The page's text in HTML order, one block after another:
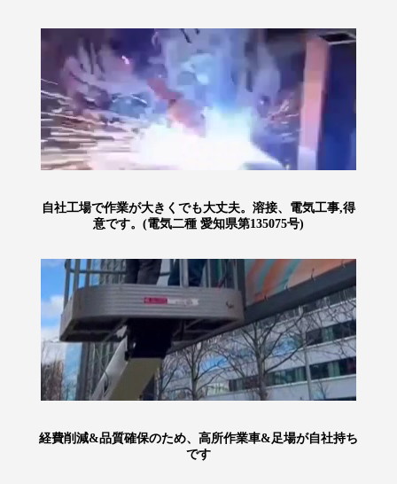
自社工場で作業が大きくでも大丈夫。溶接、電気工事,得
意です。(電気二種 愛知県第135075号)
経費削減&品質確保のため、高所作業車&足場が自社持ち
です